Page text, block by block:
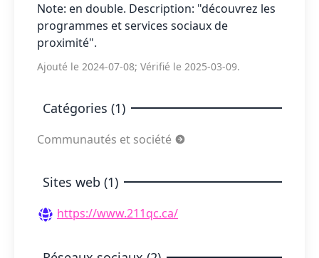
Note: en double. Description: "découvrez les
programmes et services sociaux de
proximité".
Ajouté le 2024-07-08; Vérifié le 2025-03-09.
Catégories (1)
Communautés et société
Sites web (1)
https://www.211qc.ca/